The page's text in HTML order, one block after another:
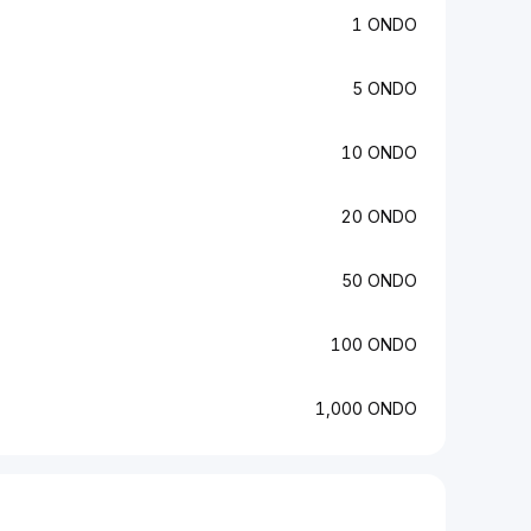
1 ONDO
5 ONDO
10 ONDO
20 ONDO
50 ONDO
100 ONDO
1,000 ONDO